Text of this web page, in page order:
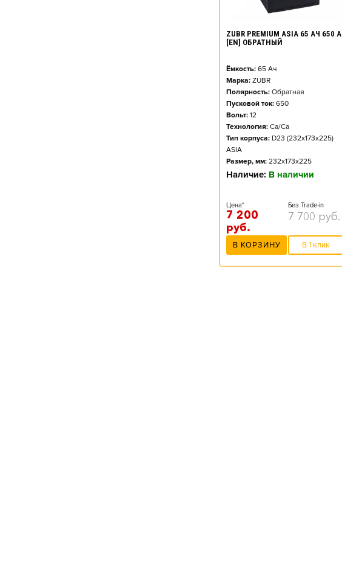
ZUBR PREMIUM ASIA 65 АЧ 650 А
[EN] ОБРАТНЫЙ
Ёмкость: 65 Ач
Марка: ZUBR
Полярность: Обратная
Пусковой ток: 650
Вольт: 12
Технология: Ca/Ca
Тип корпуса: D23 (232x173x225)
ASIA
Размер, мм: 232x173x225
Наличие: В наличии
Цена*
7 200
руб.
Без Trade-in
7 700 руб.
В КОРЗИНУ В 1 клик